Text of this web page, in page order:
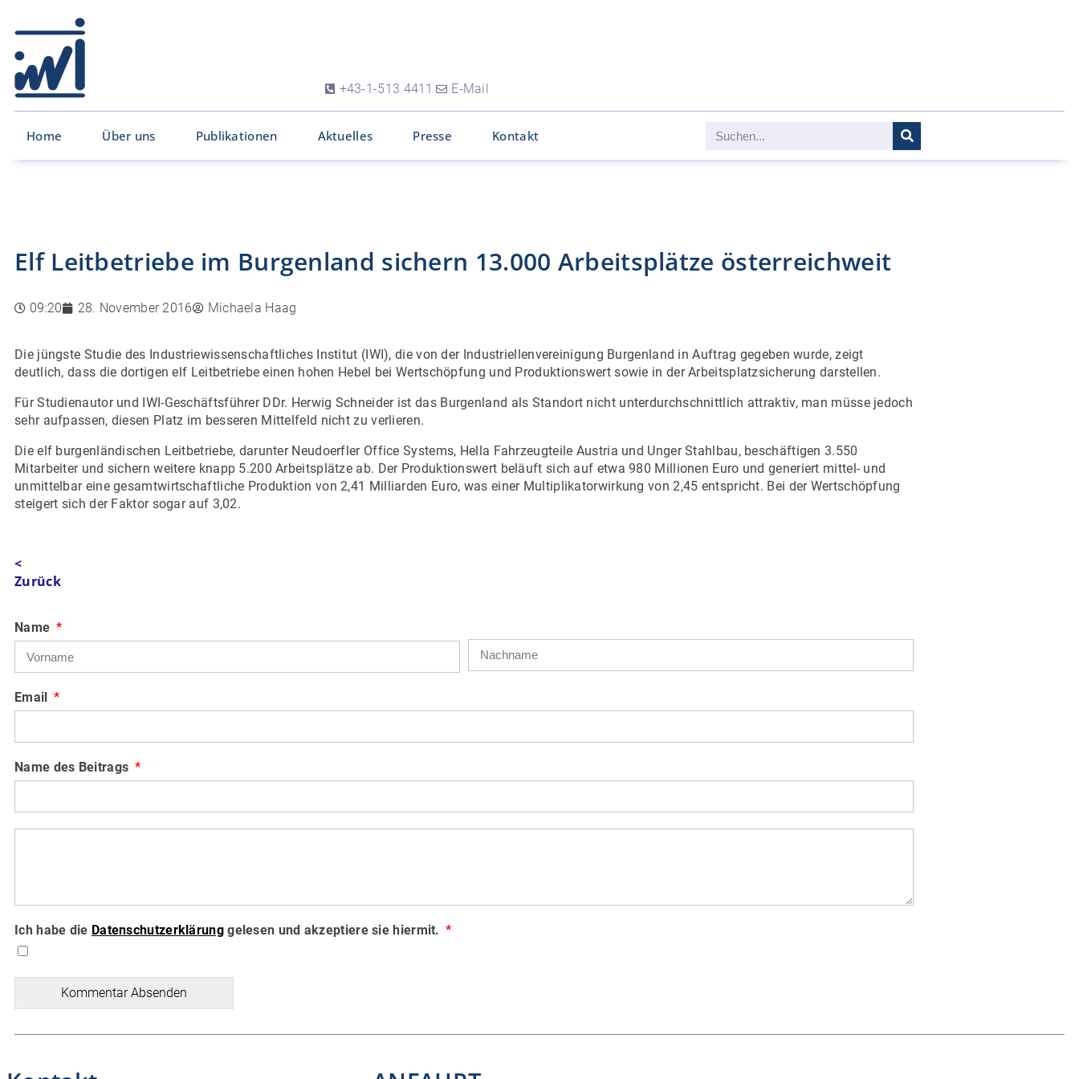
+43-1-513 4411 E-Mail
Home Über uns Publikationen Aktuelles Presse Kontakt
Elf Leitbetriebe im Burgenland sichern 13.000 Arbeitsplätze österreichweit
09:20 28. November 2016 Michaela Haag
Die jüngste Studie des Industriewissenschaftliches Institut (IWI), die von der Industriellenvereinigung Burgenland in Auftrag gegeben wurde, zeigt
deutlich, dass die dortigen elf Leitbetriebe einen hohen Hebel bei Wertschöpfung und Produktionswert sowie in der Arbeitsplatzsicherung darstellen.
Für Studienautor und IWI-Geschäftsführer DDr. Herwig Schneider ist das Burgenland als Standort nicht unterdurchschnittlich attraktiv, man müsse jedoch
sehr aufpassen, diesen Platz im besseren Mittelfeld nicht zu verlieren.
Die elf burgenländischen Leitbetriebe, darunter Neudoerfler Office Systems, Hella Fahrzeugteile Austria und Unger Stahlbau, beschäftigen 3.550
Mitarbeiter und sichern weitere knapp 5.200 Arbeitsplätze ab. Der Produktionswert beläuft sich auf etwa 980 Millionen Euro und generiert mittel- und
unmittelbar eine gesamtwirtschaftliche Produktion von 2,41 Milliarden Euro, was einer Multiplikatorwirkung von 2,45 entspricht. Bei der Wertschöpfung
steigert sich der Faktor sogar auf 3,02.
<
Zurück
Name
Email
Name des Beitrags
Ich habe die Datenschutzerklärunggelesen und akzeptiere sie hiermit.
Kommentar Absenden